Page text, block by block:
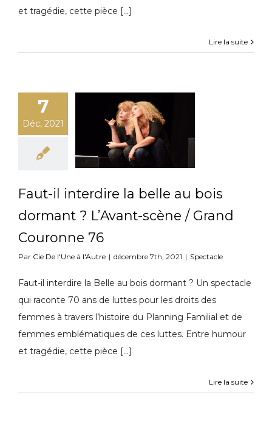
et tragédie, cette pièce [...]
Lire la suite
7
Déc, 2021
Faut-il interdire la belle au bois
dormant ? L’Avant-scène / Grand
Couronne 76
Par Cie De l'Une à l'Autre | décembre 7th, 2021 | Spectacle
Faut-il interdire la Belle au bois dormant ? Un spectacle
qui raconte 70 ans de luttes pour les droits des
femmes à travers l’histoire du Planning Familial et de
femmes emblématiques de ces luttes. Entre humour
et tragédie, cette pièce [...]
Lire la suite